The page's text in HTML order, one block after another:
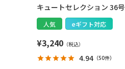
キュートセレクション 36号
人気 eギフト対応
¥3,240
4.94 （50件）